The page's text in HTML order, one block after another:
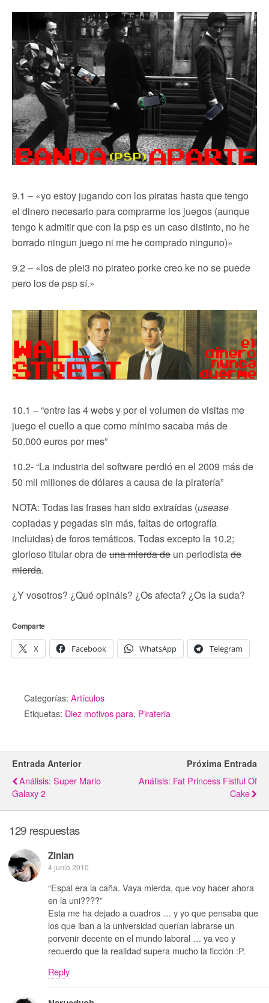
9.1 – «yo estoy jugando con los piratas hasta que tengo
el dinero necesario para comprarme los juegos (aunque
tengo k admitir que con la psp es un caso distinto, no he
borrado ningun juego ni me he comprado ninguno)»
9.2 – «los de plei3 no pirateo porke creo ke no se puede
pero los de psp sí.»
10.1 – “entre las 4 webs y por el volumen de visitas me
juego el cuello a que como mínimo sacaba más de
50.000 euros por mes”
10.2- “La industria del software perdió en el 2009 más de
50 mil millones de dólares a causa de la piratería”
NOTA: Todas las frases han sido extraídas (usease
copiadas y pegadas sin más, faltas de ortografía
incluidas) de foros temáticos. Todas excepto la 10.2;
glorioso titular obra deuna mierda de un periodistade
mierda.
¿Y vosotros? ¿Qué opináis? ¿Os afecta? ¿Os la suda?
Comparte
X Facebook WhatsApp Telegram
Categorías: Artículos
Etiquetas: Diez motivos para, Pirateria
Entrada Anterior
Análisis: Super Mario
Galaxy 2
Próxima Entrada
Análisis: Fat Princess Fistful Of
Cake
129 respuestas
Zinian
4 junio 2010
“Espal era la caña. Vaya mierda, que voy hacer ahora
en la uni????”
Esta me ha dejado a cuadros … y yo que pensaba que
los que iban a la universidad querían labrarse un
porvenir decente en el mundo laboral … ya veo y
recuerdo que la realidad supera mucho la ficción :P.
Reply